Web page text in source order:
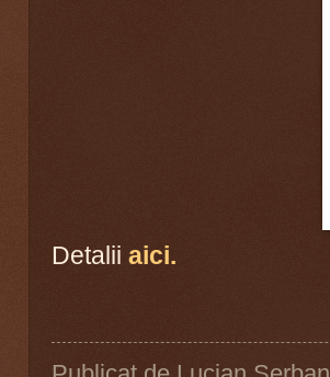
Detalii aici.